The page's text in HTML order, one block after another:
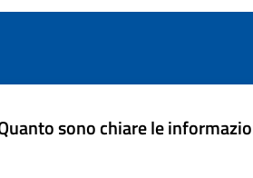
sono chiare le